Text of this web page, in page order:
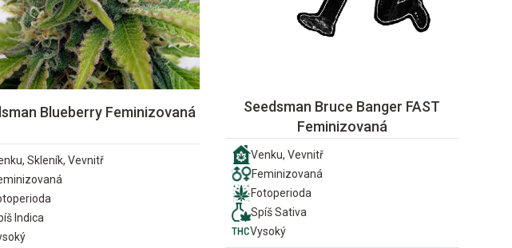
Blueberry Feminizovaná
Skleník, Vevnitř
Indica
Seedsman Bruce Banger FAST
Feminizovaná
Venku, Vevnitř
Feminizovaná
Fotoperioda
Spíš Sativa
Vysoký